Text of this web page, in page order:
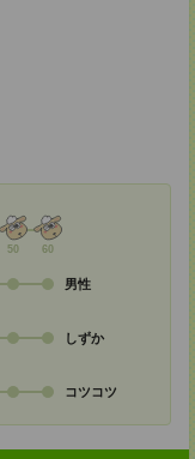
50 60
男性
しずか
コツコツ